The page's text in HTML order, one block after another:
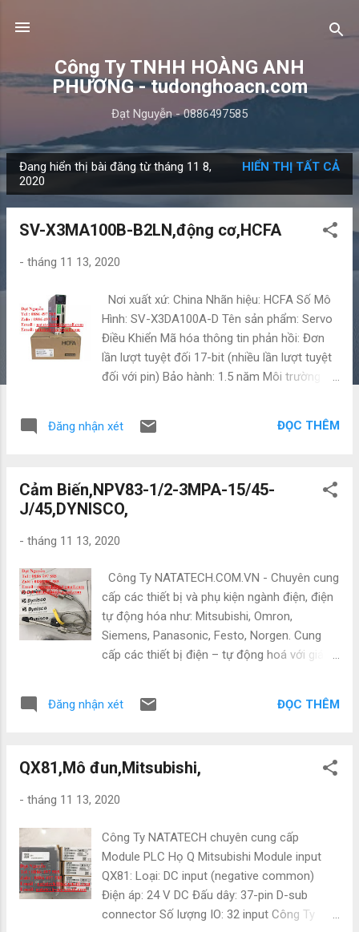
Công Ty TNHH HOÀNG ANH
PHƯƠNG - tudonghoacn.com
Đạt Nguyễn - 0886497585
à
Đang hiển thị bài đăng từ tháng 11 8,
2020
HIỂN THỊ TẤT CẢ
SV-X3MA100B-B2LN,động cơ,HCFA
- tháng 11 13, 2020
Nơi xuất xứ: China Nhãn hiệu: HCFA Số Mô
Hình: SV-X3DA100A-D Tên sản phẩm: Servo
Điều Khiển Mã hóa thông tin phản hồi: Đơn
lần lượt tuyệt đối 17-bit (nhiều lần lượt tuyệt
đối với pin) Bảo hành: 1.5 năm Môi trường
200 ~ 240 V 10% 50/60Hz Độ cao: 1000 m
tốc độ: Cung cấp Kiểm soát độ rung: Cung
cấp Thích ứng lọc notch: Cung cấp Công Ty
thiết bị và phụ kiện ngành điện, điện tự động
Panasonic, Festo, Norgen. Cung cấp các
thiết bị điện – tự động hoá với giá cạnh tranh
nhất thị trường , chúng tôi đảm bảo hàng có
nguồn gốc rõ ràng , bảo hành 12 tháng chính
hãng , đổi trả 1:1 khi có trường hợp hư hỏng
Đăng nhận xét ĐỌC THÊM
Cảm Biến,NPV83-1/2-3MPA-15/45-
J/45,DYNISCO,
- tháng 11 13, 2020
Công Ty NATATECH.COM.VN - Chuyên cung
cấp các thiết bị và phụ kiện ngành điện, điện
tự động hóa như: Mitsubishi, Omron,
Siemens, Panasonic, Festo, Norgen. Cung
cấp các thiết bị điện – tự động hoá với giá
12 tháng chính hãng , đổi trả 1:1 khi có
vui lòng liên hệ : Đạt Nguyễn Tel : 0886 497
natatech006@gmail.com Email:
natatechvn@gmail.com Công ty TNHH
Natatech chuyên nhập khẩu và phân phối
thiết bị điện hãng MITSUBISHI Hàng hóa
đảm bảo những tiêu chuẩn về chất lượng và
giá thành như sau: - Hàng chính hãng - Mới
100% - Bảo hành 12 tháng - Chế độ đổi trả
Đăng nhận xét ĐỌC THÊM
QX81,Mô đun,Mitsubishi,
- tháng 11 13, 2020
Công Ty NATATECH chuyên cung cấp
Module PLC Họ Q Mitsubishi Module input
QX81: Loại: DC input (negative common)
Điện áp: 24 V DC Đấu dây: 37-pin D-sub
connector Số lượng IO: 32 input Công Ty